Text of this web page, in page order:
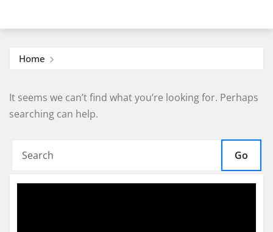
Home
It seems we can’t find what you’re looking for. Perhaps
searching can help.
Go